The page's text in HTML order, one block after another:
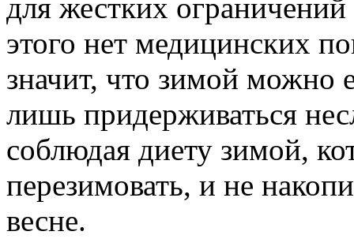
для жестких
этого нет медицинских
значит, что зимой можно
лишь придерживаться
соблюдая диету зимой,
перезимовать, и не
весне.